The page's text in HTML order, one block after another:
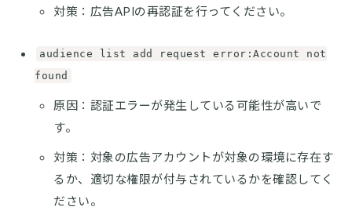
対策：広告APIの再認証を行ってください。
audience list add request error:Account not
found
原因：認証エラーが発生している可能性が高いで
す。
対策：対象の広告アカウントが対象の環境に存在す
るか、適切な権限が付与されているかを確認してく
ださい。